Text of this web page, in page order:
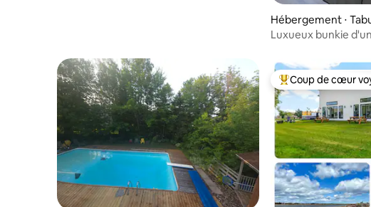
Hébergement ⋅
Luxueux bunkie
Coups de cœur
Coup de cœur